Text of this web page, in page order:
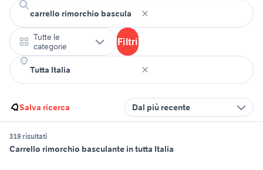
Tutte le
categorie
Filtri
Salva ricerca Dal più recente
319 risultati
Carrello rimorchio basculante in tutta Italia